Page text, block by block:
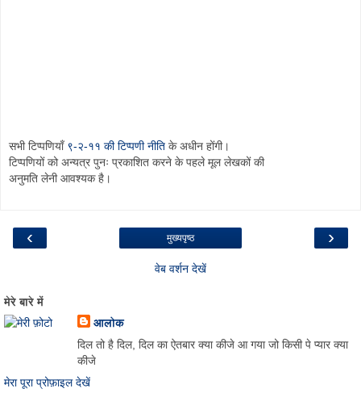
सभी टिप्पणियाँ ९-२-११ की टिप्पणी नीति के अधीन होंगी।
टिप्पणियों को अन्यत्र पुनः प्रकाशित करने के पहले मूल लेखकों की
अनुमति लेनी आवश्यक है।
‹ ›
मुख्यपृष्ठ
वेब वर्शन देखें
मेरे बारे में
आलोक
दिल तो है दिल, दिल का ऐतबार क्या कीजे आ गया जो किसी पे प्यार क्या
कीजे
मेरा पूरा प्रोफ़ाइल देखें